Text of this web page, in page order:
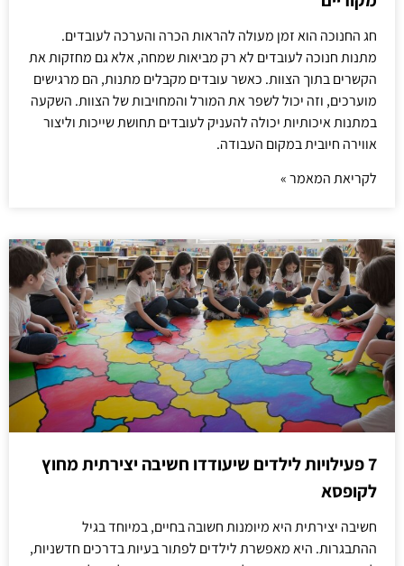
חג החנוכה הוא זמן מעולה להראות הכרה והערכה לעובדים.
מתנות חנוכה לעובדים לא רק מביאות שמחה, אלא גם מחזקות את
הקשרים בתוך הצוות. כאשר עובדים מקבלים מתנות, הם מרגישים
מוערכים, וזה יכול לשפר את המורל והמחויבות של הצוות. השקעה
במתנות איכותיות יכולה להעניק לעובדים תחושת שייכות וליצור
אווירה חיובית במקום העבודה.
לקריאת המאמר »
7 פעילויות לילדים שיעודדו חשיבה יצירתית מחוץ
לקופסא
חשיבה יצירתית היא מיומנות חשובה בחיים, במיוחד בגיל
ההתבגרות. היא מאפשרת לילדים לפתור בעיות בדרכים חדשניות,